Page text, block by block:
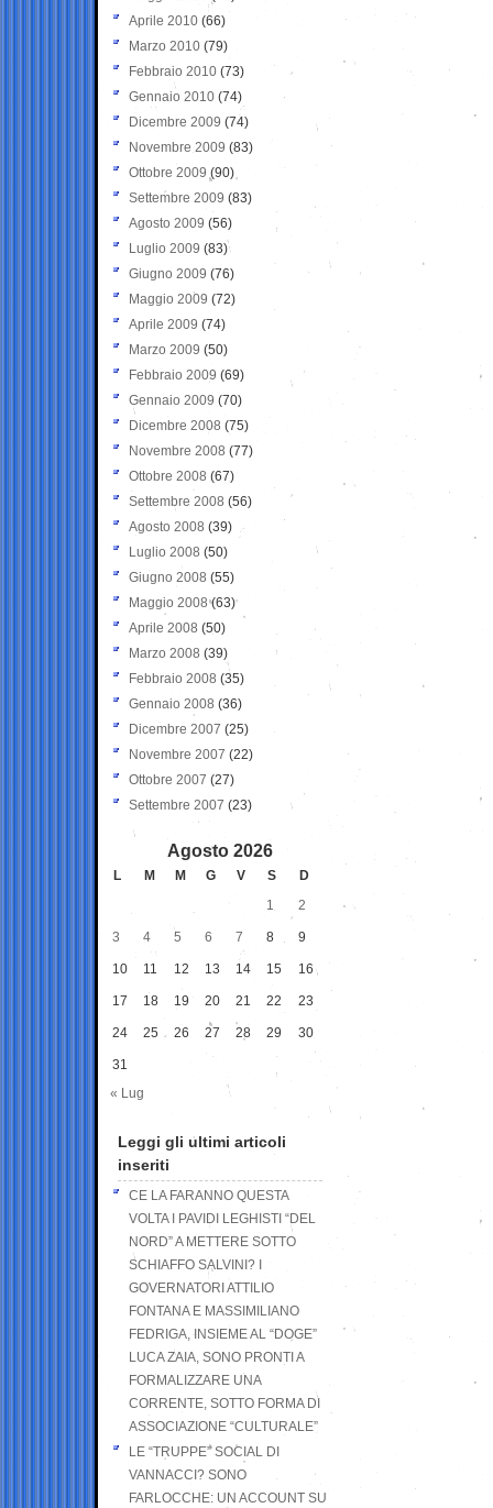
Aprile 2010 (66)
Marzo 2010 (79)
Febbraio 2010 (73)
Gennaio 2010 (74)
Dicembre 2009 (74)
Novembre 2009 (83)
Ottobre 2009 (90)
Settembre 2009 (83)
Agosto 2009 (56)
Luglio 2009 (83)
Giugno 2009 (76)
Maggio 2009 (72)
Aprile 2009 (74)
Marzo 2009 (50)
Febbraio 2009 (69)
Gennaio 2009 (70)
Dicembre 2008 (75)
Novembre 2008 (77)
Ottobre 2008 (67)
Settembre 2008 (56)
Agosto 2008 (39)
Luglio 2008 (50)
Giugno 2008 (55)
Maggio 2008(63)
Aprile 2008 (50)
Marzo 2008 (39)
Febbraio 2008 (35)
Gennaio 2008 (36)
Dicembre 2007 (25)
Novembre 2007 (22)
Ottobre 2007 (27)
Settembre 2007 (23)
Agosto 2026
L M M G V S
D
1
2
3 4 5 6 7 8 9
10 11 12 13 14 15 16
17 18 19 20 21 22 23
24 25 26 27 28 29 30
31
« Lug
Leggi gli ultimi articoli
inseriti
CE LA FARANNO QUESTA
VOLTA I PAVIDI LEGHISTI “DEL
NORD” A METTERE SOTTO
SCHIAFFO SALVINI? I
GOVERNATORI ATTILIO
FONTANA E MASSIMILIANO
FEDRIGA, INSIEME AL “DOGE”
LUCA ZAIA, SONO PRONTI A
FORMALIZZARE UNA
CORRENTE, SOTTO FORMA DI
ASSOCIAZIONE “CULTURALE”
LE “TRUPPE” SOCIAL DI
VANNACCI? SONO
FARLOCCHE: UN ACCOUNT SU